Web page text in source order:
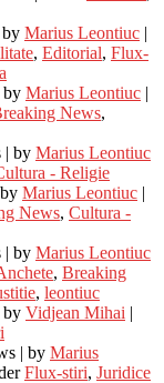
by Marius Leontiuc |
, Editorial, Flux-
by Marius Leontiuc |
News,
| by Marius Leontiuc
- Religie
by Marius Leontiuc |
News, Cultura -
| by Marius Leontiuc
, Breaking
, leontiuc
by Vidjean Mihai |
| by Marius
Flux-stiri, Juridice